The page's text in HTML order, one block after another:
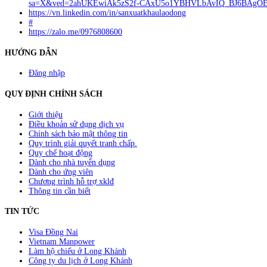
sa=X&ved=2ahUKEwiAk5zS2f-
https://vn.linkedin.com/in/sanxuatkhaulaodong
#
https://zalo.me/0976808600
HƯỚNG DẪN
Đăng nhập
QUY ĐỊNH CHÍNH SÁCH
Giới thiệu
Điều khoản sử dụng dịch vụ
Chính sách bảo mật thông tin
Quy trình giải quyết tranh chấp.
Quy chế hoạt động
Dành cho nhà tuyển dụng
Dành cho ứng viên
Chương trình hỗ trợ xklđ
Thông tin cần biết
TIN TỨC
Visa Đồng Nai
Vietnam Manpower
Làm hộ chiếu ở Long Khánh
Công ty du lịch ở Long Khánh